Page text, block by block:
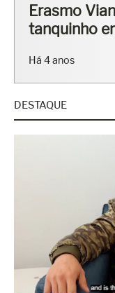
Erasmo
tanquinho
Há 4 anos
DESTAQUE